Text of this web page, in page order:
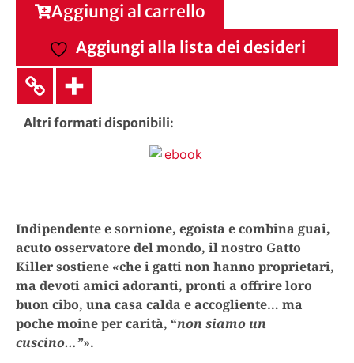
Aggiungi al carrello
Aggiungi alla lista dei desideri
Altri formati disponibili:
Indipendente e sornione, egoista e combina guai,
acuto osservatore del mondo, il nostro Gatto
Killer sostiene «che i gatti non hanno proprietari,
ma devoti amici adoranti, pronti a offrire loro
buon cibo, una casa calda e accogliente… ma
poche moine per carità, “non siamo un
cuscino…”».